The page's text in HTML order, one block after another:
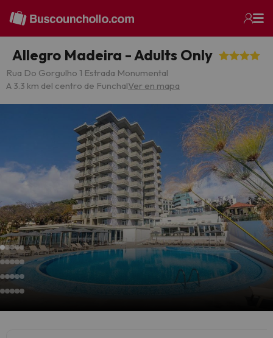
Allegro Madeira - Adults Only
Rua Do Gorgulho 1 Estrada Monumental
A 3.3 km del centro de FunchalVer en mapa